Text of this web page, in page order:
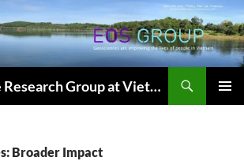
EOS Geoscience Research Group at Vietnam National University, Hanoi
Broader Impact